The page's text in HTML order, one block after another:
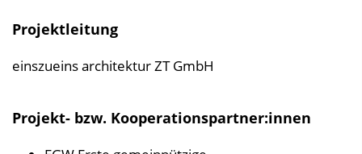
Projektleitung
einszueins architektur ZT GmbH
Projekt- bzw. Kooperationspartner:innen